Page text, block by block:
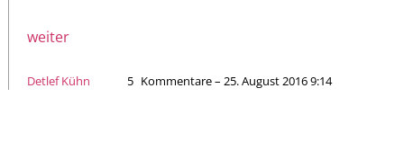
weiter
Detlef Kühn 5 Kommentare – 25. August 2016 9:14